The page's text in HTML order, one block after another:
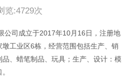
:4729次
司成立于2017年10月16日，注册地
工业区6栋，经营范围包括生产、销
、蜡笔制品、玩具；生产、设计：模